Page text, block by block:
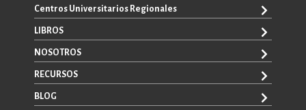
+52 33 3640 4595
ventas@editorial.udg.mx
WhatsApp: +52 33 1433 6869
CUAAD
CUCEA
CUCBA
CUCEI
CUCSH
Centros Universitarios Regionales
CUALTOS
CUCHAPALA
CUCOSTA
CUCSUR
LIBROS
TODOS LOS LIBROS
E-BOOKS
CATÁLOGOS
NOSOTROS
SOBRE NOSOTROS
CONTACTO
RECURSOS
PROMOCIONALES
BLOG